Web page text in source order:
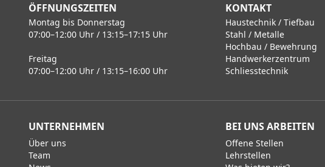
ÖFFNUNGSZEITEN
Montag bis Donnerstag
07:00–12:00 Uhr / 13:15–17:15 Uhr
Freitag
07:00–12:00 Uhr / 13:15–16:00 Uhr
KONTAKT
Haustechnik / Tiefbau
Stahl / Metalle
Hochbau / Bewehrung
Handwerkerzentrum
Schliesstechnik
UNTERNEHMEN
Über uns
Team
BEI UNS ARBEITEN
Offene Stellen
Lehrstellen